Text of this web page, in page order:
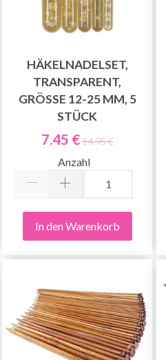
HÄKELNADELSET,
TRANSPARENT,
GRÖSSE 12-25 MM, 5 S
TÜCK
7.45 €14.95 €
Anzahl
In den Warenkorb